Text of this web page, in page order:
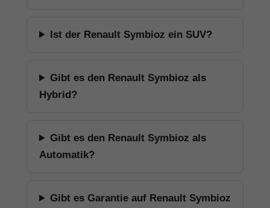
Ist der Renault Symbioz ein SUV?
Gibt es den Renault Symbioz als
Hybrid?
Gibt es den Renault Symbioz als
Automatik?
Gibt es Garantie auf Renault Symbioz